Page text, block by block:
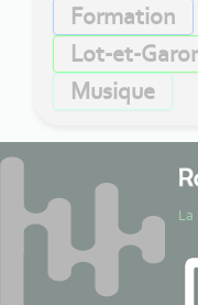
Formation
Lot-et-
Musique
La